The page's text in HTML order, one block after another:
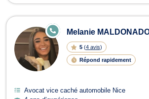
Melanie
5 (4 avis)
Répond rapidement
E
N
LI
E
Avocat vice caché automobile Nice